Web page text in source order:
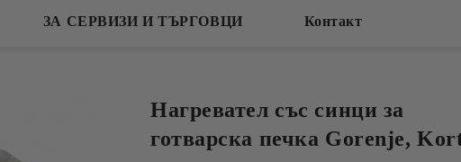
ЗА СЕРВИЗИ И ТЪРГОВЦИ Контакт
Нагревател със синци за
готварска печка Gorenje,